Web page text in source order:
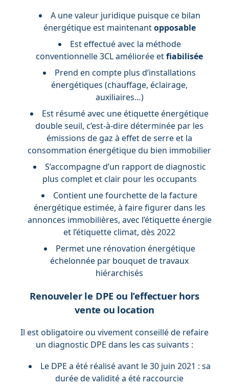
A une valeur juridique puisque ce bilan
énergétique est maintenantopposable
Est effectué avec la méthode
conventionnelle 3CL améliorée etfiabilisée
Prend en compte plus d’installations
énergétiques (chauffage, éclairage,
auxiliaires…)
Est résumé avec une étiquette énergétique
double seuil, c’est-à-dire déterminée par les
émissions de gaz à effet de serre et la
consommation énergétique du bien immobilier
S’accompagne d’un rapport de diagnostic
plus complet et clair pour les occupants
Contient une fourchette de la facture
énergétique estimée, à faire figurer dans les
annonces immobilières, avec l’étiquette énergie
et l’étiquette climat, dès 2022
Permet une rénovation énergétique
échelonnée par bouquet de travaux
hiérarchisés
Renouveler le DPE ou l’effectuer hors
vente ou location
Il est obligatoire ou vivement conseillé de refaire
un diagnostic DPE dans les cas suivants :
Le DPE a été réalisé avant le 30 juin 2021 : sa
durée de validité a été raccourcie